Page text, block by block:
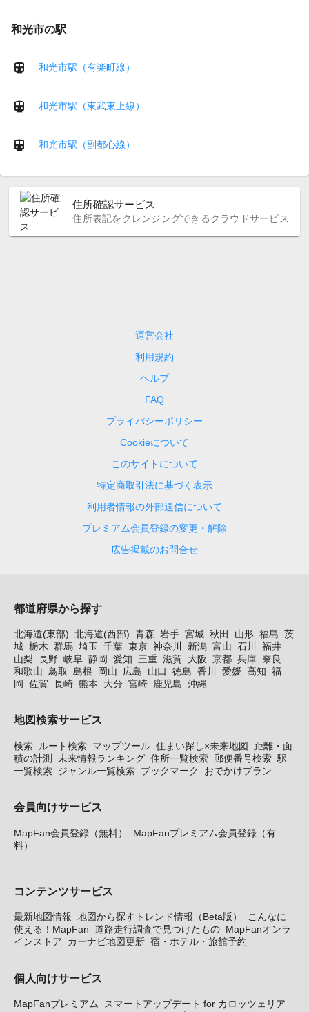
和光市の駅
和光市駅（有楽町線）
和光市駅（東武東上線）
和光市駅（副都心線）
住所確認サービス
住所表記をクレンジングできるクラウドサービス
運営会社
利用規約
ヘルプ
FAQ
プライバシーポリシー
Cookieについて
このサイトについて
特定商取引法に基づく表示
利用者情報の外部送信について
プレミアム会員登録の変更・解除
広告掲載のお問合せ
都道府県から探す
北海道(東部) 北海道(西部) 青森 岩手 宮城 秋田 山形 福島 茨
城 栃木 群馬 埼玉 千葉 東京 神奈川 新潟 富山 石川
福井
山梨 長野 岐阜 静岡 愛知 三重 滋賀 大阪 京都 兵庫 奈良
和歌山
鳥取 島根 岡山 広島 山口 徳島 香川 愛媛 高知 福
岡
佐賀 長崎 熊本 大分 宮崎 鹿児島 沖縄
地図検索サービス
検索 ルート検索 マップツール 住まい探し×未来地図
距離・面
積の計測
未来情報ランキング 住所一覧検索 郵便番号検索 駅
一覧検索 ジャンル一覧検索 ブックマーク おでかけプラン
会員向けサービス
MapFan会員登録（無料）
MapFanプレミアム会員登録（有
料）
コンテンツサービス
最新地図情報 地図から探すトレンド情報（Beta版）
こんなに
使える！MapFan 道路走行調査で見つけたもの MapFanオンラ
インストア
カーナビ地図更新 宿・ホテル・旅館予約
個人向けサービス
MapFanプレミアム
スマートアップデート for カロッツェリア